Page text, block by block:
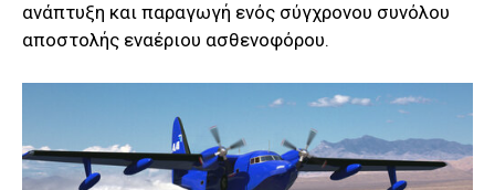
ανάπτυξη και παραγωγή ενός σύγχρονου συνόλου
αποστολής εναέριου ασθενοφόρου.